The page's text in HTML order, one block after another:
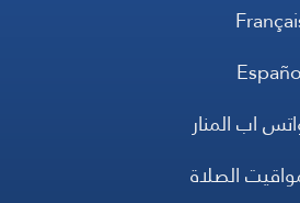
اب المنار
الصلاة